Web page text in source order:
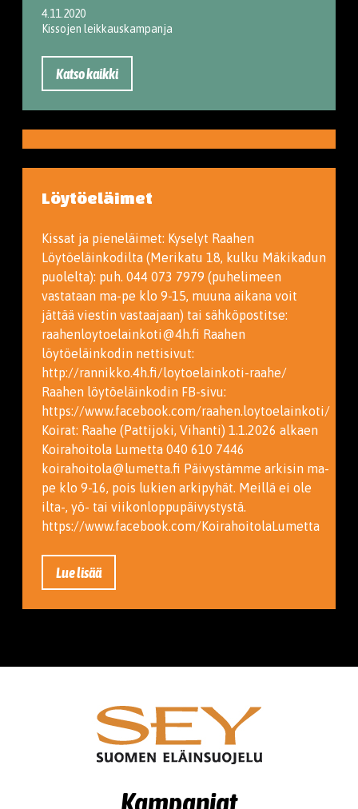
4.11.2020
Kissojen leikkauskampanja
Katso kaikki
Löytöeläimet
Kissat ja pieneläimet: Kyselyt Raahen
Löytöeläinkodilta (Merikatu 18, kulku Mäkikadun
puolelta): puh. 044 073 7979 (puhelimeen
vastataan ma-pe klo 9-15, muuna aikana voit
jättää viestin vastaajaan) tai sähköpostitse:
raahenloytoelainkoti@4h.fi Raahen
löytöeläinkodin nettisivut:
http://rannikko.4h.fi/loytoelainkoti-raahe/
Raahen löytöeläinkodin FB-sivu:
https://www.facebook.com/raahen.loytoelainkoti/
Koirat: Raahe (Pattijoki, Vihanti) 1.1.2026 alkaen
Koirahoitola Lumetta 040 610 7446
koirahoitola@lumetta.fi Päivystämme arkisin ma-
pe klo 9-16, pois lukien arkipyhät. Meillä ei ole
ilta-, yö- tai viikonloppupäivystystä.
https://www.facebook.com/KoirahoitolaLumetta
Lue lisää